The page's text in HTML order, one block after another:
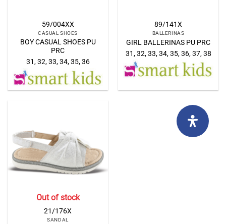
59/004XX
CASUAL SHOES
BOY CASUAL SHOES PU
PRC
31, 32, 33, 34, 35, 36
89/141X
BALLERINAS
GIRL BALLERINAS PU PRC
31, 32, 33, 34, 35, 36, 37, 38
Out of stock
21/176X
SANDAL